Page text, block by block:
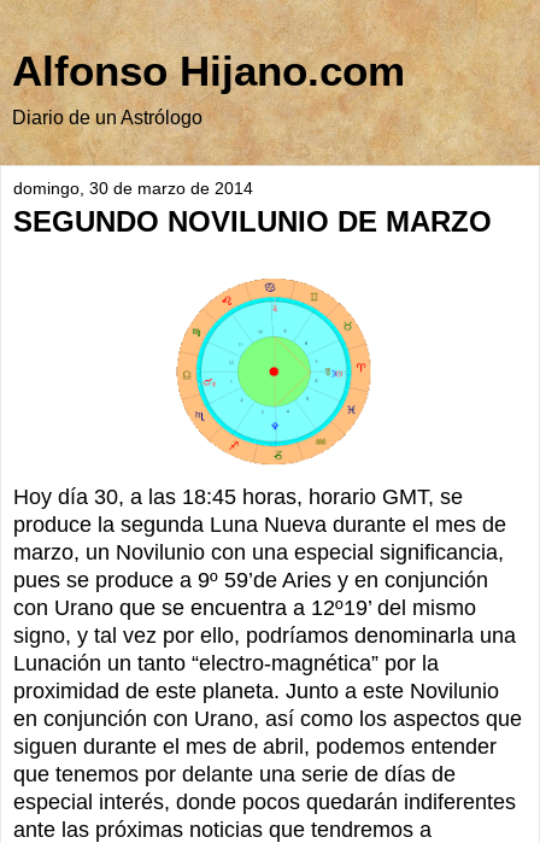
Alfonso Hijano.com
Diario de un Astrólogo
domingo, 30 de marzo de 2014
SEGUNDO NOVILUNIO DE MARZO
Hoy día 30, a las 18:45 horas, horario GMT, se
produce la segunda Luna Nueva durante el mes de
marzo, un Novilunio con una especial significancia,
pues se produce a 9º 59’de Aries y en conjunción
con Urano que se encuentra a 12º19’ del mismo
signo, y tal vez por ello, podríamos denominarla una
Lunación un tanto “electro-magnética” por la
proximidad de este planeta. Junto a este Novilunio
en conjunción con Urano, así como los aspectos que
siguen durante el mes de abril, podemos entender
que tenemos por delante una serie de días de
especial interés, donde pocos quedarán indiferentes
ante las próximas noticias que tendremos a